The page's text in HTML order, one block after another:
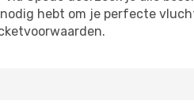
hebt om je perfecte